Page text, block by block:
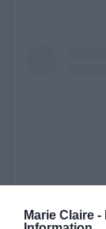
Marie Claire -